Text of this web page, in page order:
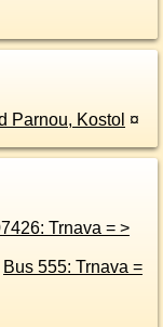
Parnou, Kostol ¤
Trnava = >
Bus 555: Trnava =